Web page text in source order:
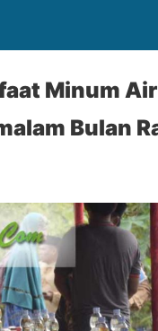
Minum
Bulan